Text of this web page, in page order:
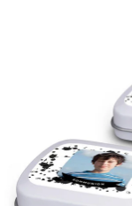
4,7
Unsere
4,7 bei Google
die wir
Mit Liebe